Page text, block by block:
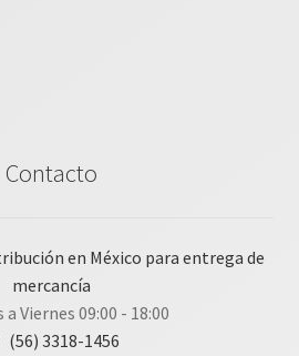
Contacto
en México para entrega de
mercancía
a Viernes 09:00 - 18:00
(56) 3318-1456